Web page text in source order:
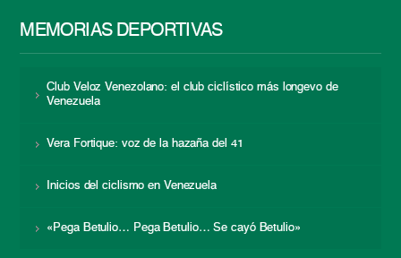
MEMORIAS DEPORTIVAS
Club Veloz Venezolano: el club ciclístico más longevo de
Venezuela
Vera Fortique: voz de la hazaña del 41
Inicios del ciclismo en Venezuela
«Pega Betulio… Pega Betulio… Se cayó Betulio»